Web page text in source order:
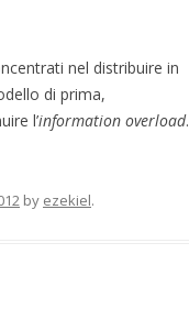
nel distribuire in
di prima,
l’information overload.
by ezekiel.